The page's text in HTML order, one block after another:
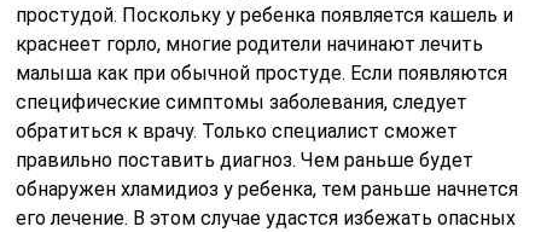
простудой. Поскольку у ребенка появляется кашель и
краснеет горло, многие родители начинают лечить
малыша как при обычной простуде. Если появляются
специфические симптомы заболевания, следует
обратиться к врачу. Только специалист сможет
правильно поставить диагноз. Чем раньше будет
обнаружен хламидиоз у ребенка, тем раньше начнется
его лечение. В этом случае удастся избежать опасных